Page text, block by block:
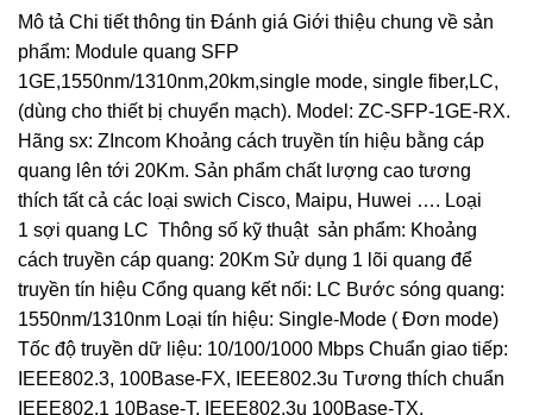
Mô tả Chi tiết thông tin Đánh giá Giới thiệu chung về sản
phẩm: Module quang SFP
1GE,1550nm/1310nm,20km,single mode, single fiber,LC,
(dùng cho thiết bị chuyển mạch). Model: ZC-SFP-1GE-RX.
Hãng sx: ZIncom Khoảng cách truyền tín hiệu bằng cáp
quang lên tới 20Km. Sản phẩm chất lượng cao tương
thích tất cả các loại swich Cisco, Maipu, Huwei …. Loại
1 sợi quang LC Thông số kỹ thuật sản phẩm: Khoảng
cách truyền cáp quang: 20Km Sử dụng 1 lõi quang để
truyền tín hiệu Cổng quang kết nối: LC Bước sóng quang:
1550nm/1310nm Loại tín hiệu: Single-Mode ( Đơn mode)
Tốc độ truyền dữ liệu: 10/100/1000 Mbps Chuẩn giao tiếp:
IEEE802.3, 100Base-FX, IEEE802.3u Tương thích chuẩn
IEEE802.1 10Base-T, IEEE802.3u 100Base-TX,